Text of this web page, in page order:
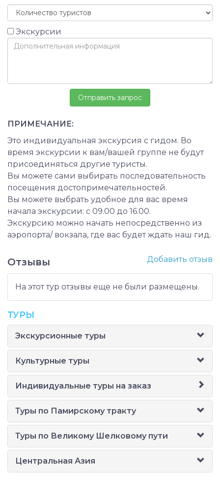
Экскурсии
ПРИМЕЧАНИЕ:
Это индивидуальная экскурсия с гидом. Во
время экскурсии к вам/вашей группе не будут
присоединяться другие туристы.
Вы можете сами выбирать последовательность
посещения достопримечательностей.
Вы можете выбрать удобное для вас время
начала экскурсии: с 09.00 до 16.00.
Экскурсию можно начать непосредственно из
аэропорта/ вокзала, где вас будет ждать наш гид.
Отзывы Добавить отзыв
На этот тур отзывы еще не были размещены.
ТУРЫ
Экскурсионные туры
Культурные туры
Индивидуальные туры на заказ
Туры по Памирскому тракту
Туры по Великому Шелковому пути
Центральная Азия